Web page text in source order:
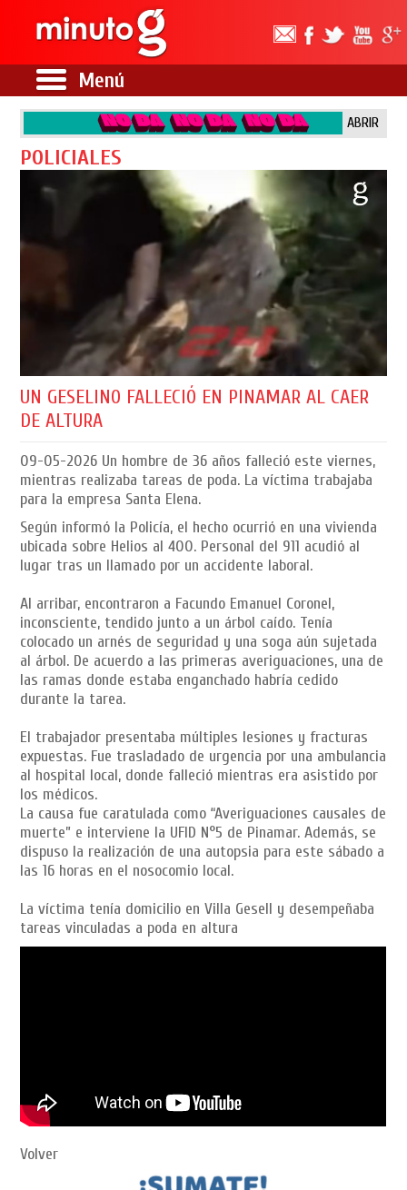
Menú
ABRIR
POLICIALES
UN GESELINO FALLECIÓ EN PINAMAR AL CAER
DE ALTURA
09-05-2026 Un hombre de 36 años falleció este viernes,
mientras realizaba tareas de poda. La víctima trabajaba
para la empresa Santa Elena.
Según informó la Policía, el hecho ocurrió en una vivienda
ubicada sobre Helios al 400. Personal del 911 acudió al
lugar tras un llamado por un accidente laboral.
Al arribar, encontraron a Facundo Emanuel Coronel,
inconsciente, tendido junto a un árbol caído. Tenía
colocado un arnés de seguridad y una soga aún sujetada
al árbol. De acuerdo a las primeras averiguaciones, una de
las ramas donde estaba enganchado habría cedido
durante la tarea.
El trabajador presentaba múltiples lesiones y fracturas
expuestas. Fue trasladado de urgencia por una ambulancia
al hospital local, donde falleció mientras era asistido por
los médicos.
La causa fue caratulada como “Averiguaciones causales de
muerte” e interviene la UFID N°5 de Pinamar. Además, se
dispuso la realización de una autopsia para este sábado a
las 16 horas en el nosocomio local.
La víctima tenía domicilio en Villa Gesell y desempeñaba
tareas vinculadas a poda en altura
Volver